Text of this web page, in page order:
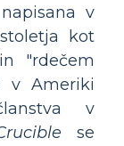
v
kot
"rdečem
v Ameriki
v
se